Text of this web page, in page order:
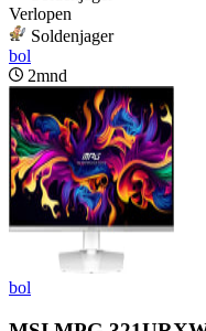
Verlopen
Soldenjager
bol
2mnd
bol